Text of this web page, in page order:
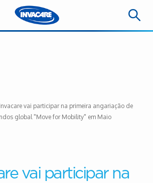
vai participar na primeira angariação de
global "Move for Mobility" em Maio
vai participar na